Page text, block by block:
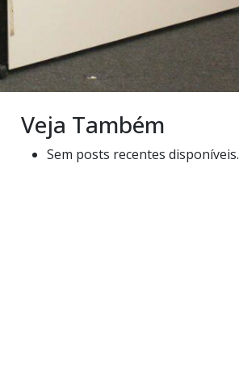
Veja Também
Sem posts recentes disponíveis.